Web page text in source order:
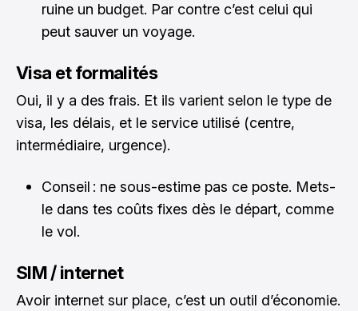
ruine un budget. Par contre c’est celui qui
peut sauver un voyage.
Visa et formalités
Oui, il y a des frais. Et ils varient selon le type de
visa, les délais, et le service utilisé (centre,
intermédiaire, urgence).
Conseil : ne sous-estime pas ce poste. Mets-
le dans tes coûts fixes dès le départ, comme
le vol.
SIM / internet
Avoir internet sur place, c’est un outil d’économie.